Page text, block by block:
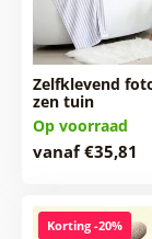
Zelfklevend
zen tuin
Op voorraad
vanaf €35,81
Korting -20%